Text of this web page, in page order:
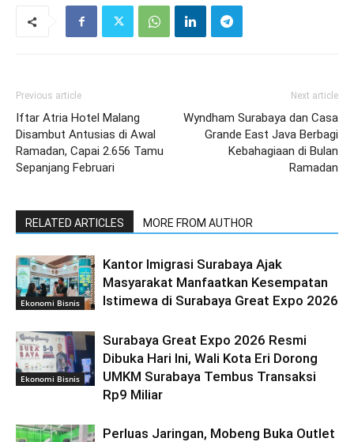
Previous article
Iftar Atria Hotel Malang
Disambut Antusias di Awal
Ramadan, Capai 2.656 Tamu
Sepanjang Februari
Next article
Wyndham Surabaya dan Casa
Grande East Java Berbagi
Kebahagiaan di Bulan
Ramadan
RELATED ARTICLES MORE FROM AUTHOR
Ekonomi Bisnis
Kantor Imigrasi Surabaya Ajak
Masyarakat Manfaatkan Kesempatan
Istimewa di Surabaya Great Expo 2026
Ekonomi Bisnis
Surabaya Great Expo 2026 Resmi
Dibuka Hari Ini, Wali Kota Eri Dorong
UMKM Surabaya Tembus Transaksi
Rp9 Miliar
Perluas Jaringan, Mobeng Buka Outlet